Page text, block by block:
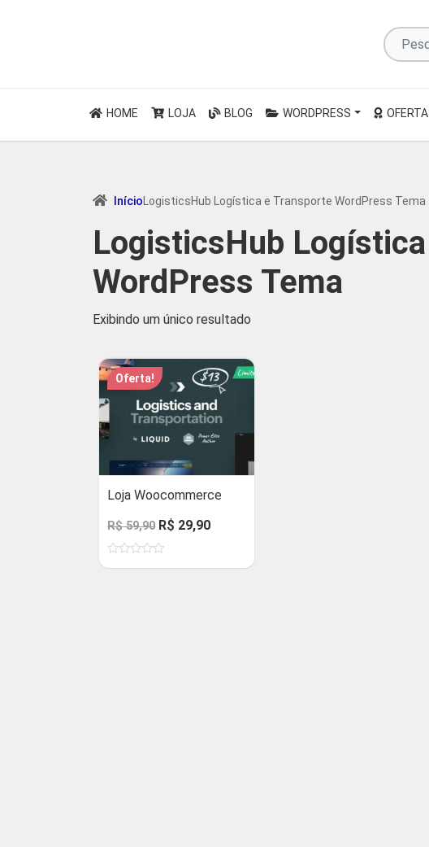
Pesquise
por
HOME LOJA BLOG WORDPRESS
Início LogisticsHub Logística e Transporte WordPress Tema
LogisticsHub
WordPress Tema
Exibindo um único resultado
Oferta!
Loja Woocommerce
R$59,90 O
preço
original
R$ 29,90O
atual